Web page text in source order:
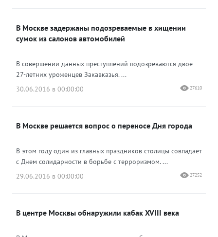
В Москве задержаны подозреваемые в хищении
сумок из салонов автомобилей
В совершении данных преступлений подозреваются двое
27-летних уроженцев Закавказья. ...
30.06.2016 в 00:00:00
27610
В Москве решается вопрос о переносе Дня города
В этом году один из главных праздников столицы совпадает
с Днем солидарности в борьбе с терроризмом. ...
29.06.2016 в 00:00:00
27252
В центре Москвы обнаружили кабак XVIII века